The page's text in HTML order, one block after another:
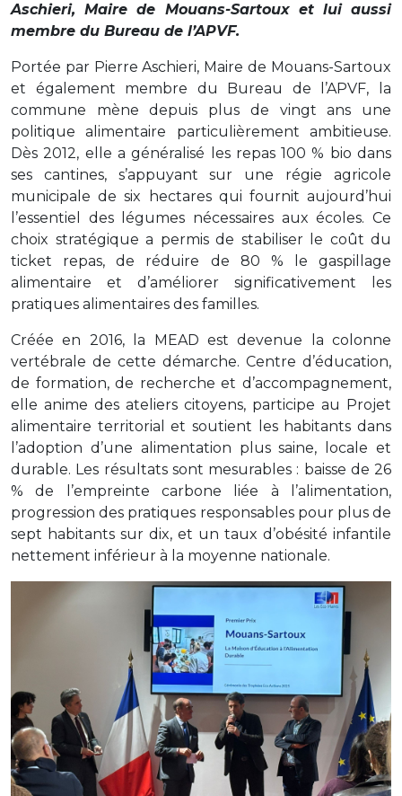
Aschieri, Maire de Mouans-Sartoux et lui aussi
membre du Bureau de l’APVF.
Portée par Pierre Aschieri, Maire de Mouans-Sartoux
et également membre du Bureau de l’APVF, la
commune mène depuis plus de vingt ans une
politique alimentaire particulièrement ambitieuse.
Dès 2012, elle a généralisé les repas 100 % bio dans
ses cantines, s’appuyant sur une régie agricole
municipale de six hectares qui fournit aujourd’hui
l’essentiel des légumes nécessaires aux écoles. Ce
choix stratégique a permis de stabiliser le coût du
ticket repas, de réduire de 80 % le gaspillage
alimentaire et d’améliorer significativement les
pratiques alimentaires des familles.
Créée en 2016, la MEAD est devenue la colonne
vertébrale de cette démarche. Centre d’éducation,
de formation, de recherche et d’accompagnement,
elle anime des ateliers citoyens, participe au Projet
alimentaire territorial et soutient les habitants dans
l’adoption d’une alimentation plus saine, locale et
durable. Les résultats sont mesurables : baisse de 26
% de l’empreinte carbone liée à l’alimentation,
progression des pratiques responsables pour plus de
sept habitants sur dix, et un taux d’obésité infantile
nettement inférieur à la moyenne nationale.